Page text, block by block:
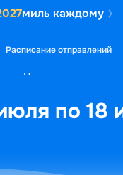
миль каждому
Расписание отправлений
года
по 18